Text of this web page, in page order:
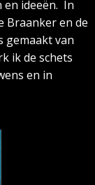
ideeën. In
Braanker en de
gemaakt van
ik de schets
en in